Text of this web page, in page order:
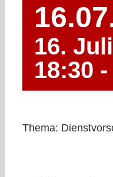
16.
18:30 -
Thema: